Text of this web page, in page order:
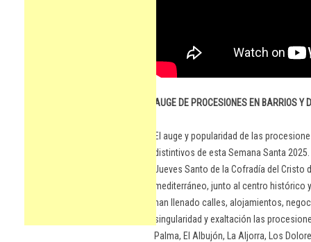
AUGE DE PROCESIONES EN BARRIOS Y
El auge y popularidad de las
distintivos de esta Semana Santa
Jueves Santo de la Cofradía del Cristo
mediterráneo, junto al centro histórico
han llenado calles, alojamientos,
singularidad y exaltación las
Palma, El Albujón, La Aljorra, Los